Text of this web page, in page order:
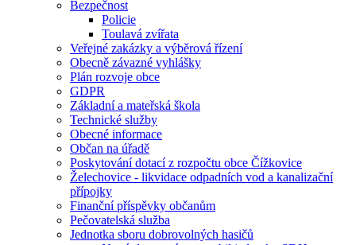
Bezpečnost
Policie
Toulavá zvířata
Veřejné zakázky a výběrová řízení
Obecně závazné vyhlášky
Plán rozvoje obce
GDPR
Základní a mateřská škola
Technické služby
Obecné informace
Občan na úřadě
Poskytování dotací z rozpočtu obce Čížkovice
Želechovice - likvidace odpadních vod a kanalizační
přípojky
Finanční příspěvky občanům
Pečovatelská služba
Jednotka sboru dobrovolných hasičů